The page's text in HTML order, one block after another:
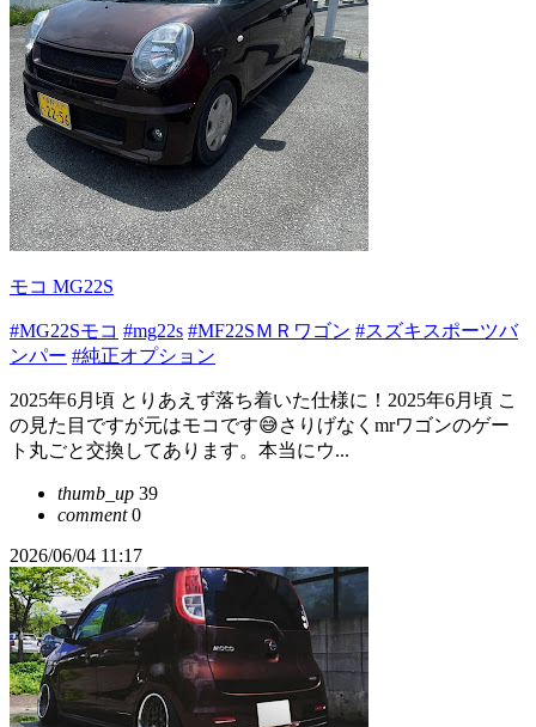
モコ MG22S
#MG22Sモコ #mg22s #MF22SＭＲワゴン #スズキスポーツバ
ンパー #純正オプション
2025年6月頃 とりあえず落ち着いた仕様に！2025年6月頃 こ
の見た目ですが元はモコです😅さりげなくmrワゴンのゲー
ト丸ごと交換してあります。本当にウ...
thumb_up 39
comment0
2026/06/04 11:17